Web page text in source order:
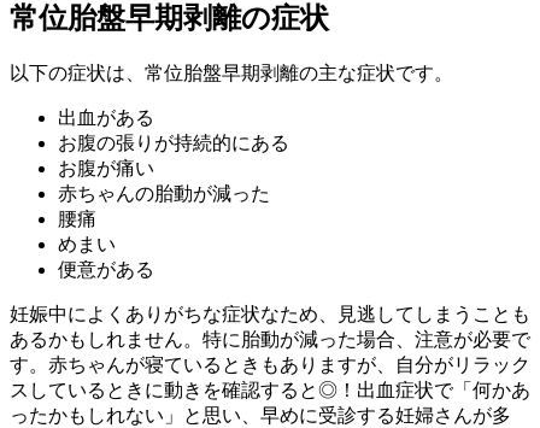
常位胎盤早期剥離の症状
以下の症状は、常位胎盤早期剥離の主な症状です。
出血がある
お腹の張りが持続的にある
お腹が痛い
赤ちゃんの胎動が減った
腰痛
めまい
便意がある
妊娠中によくありがちな症状なため、見逃してしまうことも
あるかもしれません。特に胎動が減った場合、注意が必要で
す。赤ちゃんが寝ているときもありますが、自分がリラック
スしているときに動きを確認すると◎！出血症状で「何かあ
ったかもしれない」と思い、早めに受診する妊婦さんが多